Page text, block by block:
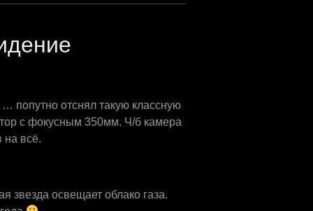
попутно отснял такую классную
с фокусным 350мм. Ч/б камера
на всё.
звезда освещает облако газа.